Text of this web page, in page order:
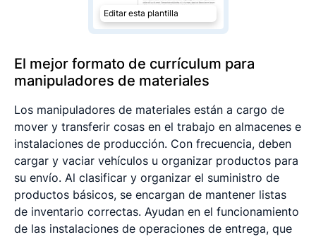
Editar esta plantilla
El mejor formato de currículum para
manipuladores de materiales
Los manipuladores de materiales están a cargo de
mover y transferir cosas en el trabajo en almacenes e
instalaciones de producción. Con frecuencia, deben
cargar y vaciar vehículos u organizar productos para
su envío. Al clasificar y organizar el suministro de
productos básicos, se encargan de mantener listas
de inventario correctas. Ayudan en el funcionamiento
de las instalaciones de operaciones de entrega, que